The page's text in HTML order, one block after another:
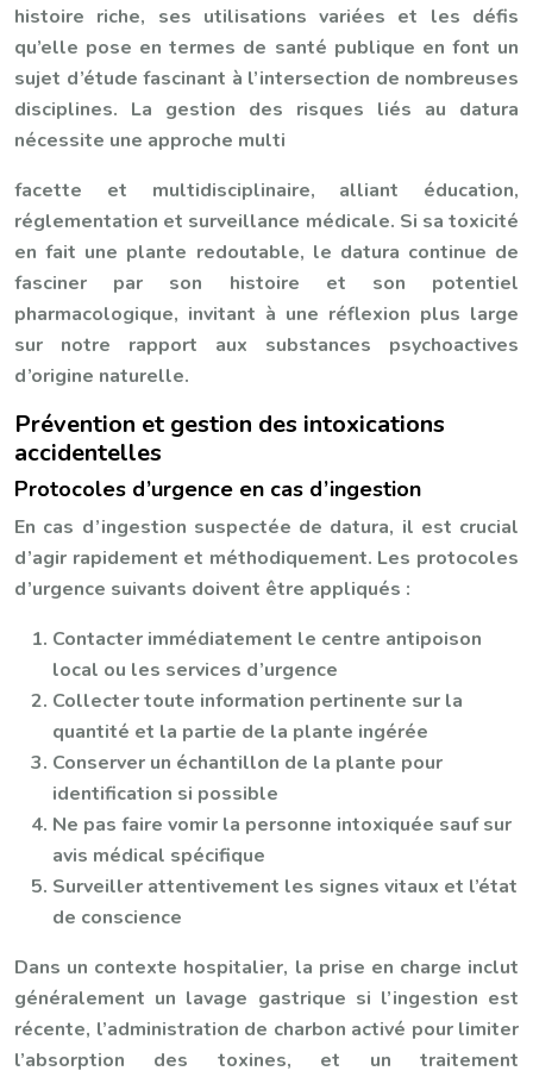
histoire riche, ses utilisations variées et les défis
qu’elle pose en termes de santé publique en font un
sujet d’étude fascinant à l’intersection de nombreuses
disciplines. La gestion des risques liés au datura
nécessite une approche multi
facette et multidisciplinaire, alliant éducation,
réglementation et surveillance médicale. Si sa toxicité
en fait une plante redoutable, le datura continue de
fasciner par son histoire et son potentiel
pharmacologique, invitant à une réflexion plus large
sur notre rapport aux substances psychoactives
d’origine naturelle.
Prévention et gestion des intoxications
accidentelles
Protocoles d’urgence en cas d’ingestion
En cas d’ingestion suspectée de datura, il est crucial
d’agir rapidement et méthodiquement. Les protocoles
d’urgence suivants doivent être appliqués :
Contacter immédiatement le centre antipoison
local ou les services d’urgence
Collecter toute information pertinente sur la
quantité et la partie de la plante ingérée
Conserver un échantillon de la plante pour
identification si possible
Ne pas faire vomir la personne intoxiquée sauf sur
avis médical spécifique
Surveiller attentivement les signes vitaux et l’état
de conscience
Dans un contexte hospitalier, la prise en charge inclut
généralement un lavage gastrique si l’ingestion est
récente, l’administration de charbon activé pour limiter
l’absorption des toxines, et un traitement